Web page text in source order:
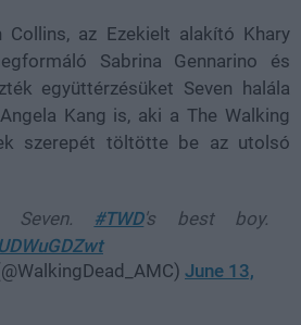
Collins, az Ezekielt alakító Khary
Sabrina Gennarino és
együttérzésüket Seven halála
Kang is, aki a The Walking
szerepét töltötte be az utolsó
Seven. #TWD's best boy.
June 13,